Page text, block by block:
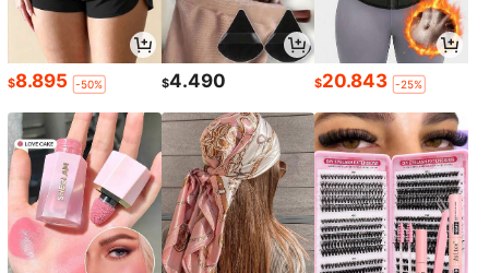
$8.895 -50% $4.490 $20.843 -25%